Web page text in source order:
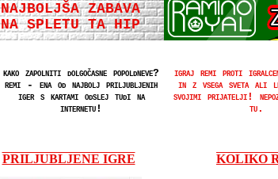
NAJBOLJŠA ZABAVA
NA SPLETU TA HIP
kako zapolniti dolgočasne popoldneve?
remi - ena od najbolj priljubljenih
iger s kartami odslej tudi na
internetu!
igraj remi proti
in z vsega sveta ali
svojimi prijatelji!
tu.
PRILJUBLJENE IGRE KOLIKO